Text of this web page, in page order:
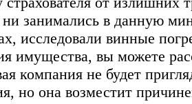
занимались в данную
исследовали винные
имущества, вы можете
компания не будет
но она возместит